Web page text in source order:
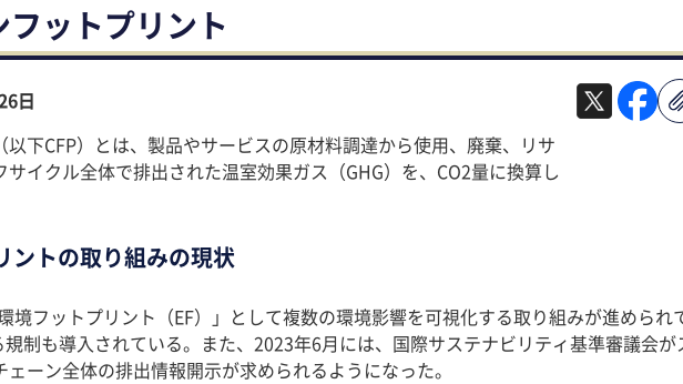
ットプリント
日
下CFP）とは、製品やサービスの原材料調達から使用、廃棄、リサ
イクル全体で排出された温室効果ガス（GHG）を、CO2量に換算し
ントの取り組みの現状
境フットプリント（EF）」として複数の環境影響を可視化する取り組みが進めら
規制も導入されている。また、2023年6月には、国際サステナビリティ基準審議会
ーン全体の排出情報開示が求められるようになった。